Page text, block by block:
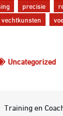
precisie
vechtkunsten
Uncategorized
Training en